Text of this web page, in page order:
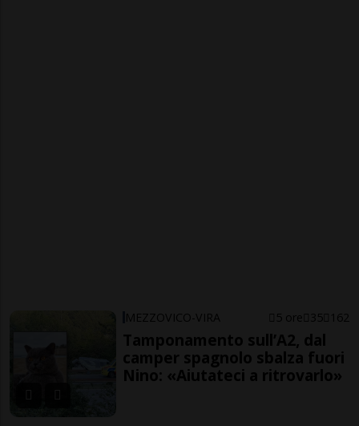
MEZZOVICO-VIRA 5 ore 35 162
Tamponamento sull’A2, dal
camper spagnolo sbalza fuori
Nino: «Aiutateci a ritrovarlo»